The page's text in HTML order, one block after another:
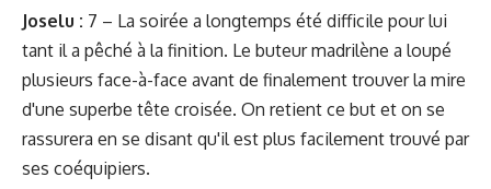
Joselu : 7 – La soirée a longtemps été difficile pour lui
tant il a pêché à la finition. Le buteur madrilène a loupé
plusieurs face-à-face avant de finalement trouver la mire
d'une superbe tête croisée. On retient ce but et on se
rassurera en se disant qu'il est plus facilement trouvé par
ses coéquipiers.